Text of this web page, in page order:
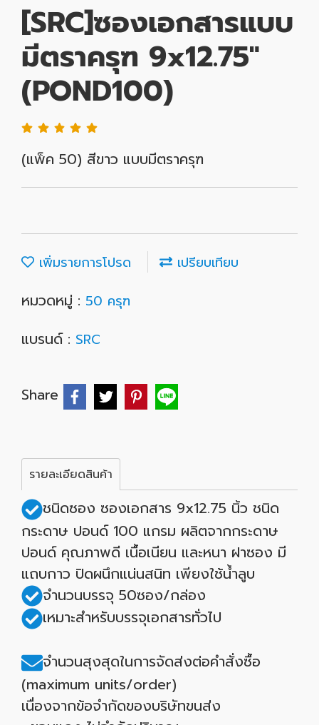
[SRC]ซองเอกสารแบบ
มีตราครุฑ 9x12.75"
(POND100)
(แพ็ค 50) สีขาว แบบมีตราครุฑ
เพิ่มรายการโปรด เปรียบเทียบ
หมวดหมู่ : 50 ครุฑ
แบรนด์ : SRC
Share
รายละเอียดสินค้า
ชนิดซอง ซองเอกสาร 9x12.75 นิ้ว ชนิด
กระดาษ ปอนด์ 100 แกรม ผลิตจากกระดาษ
ปอนด์ คุณภาพดี เนื้อเนียน และหนา ฝาซอง มี
แถบกาว ปิดผนึกแน่นสนิท เพียงใช้น้ำลูบ
จำนวนบรรจุ 50ซอง/กล่อง
เหมาะสำหรับบรรจุเอกสารทั่วไป
จำนวนสุงสุดในการจัดส่งต่อคำสั่งซื้อ
(maximum units/order)
เนื่องจากข้อจำกัดของบริษัทขนส่ง